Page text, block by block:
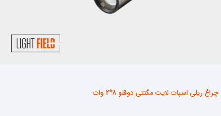
چراغ ریلی اسپات لایت مگنتی دوقلو 8*2 وات